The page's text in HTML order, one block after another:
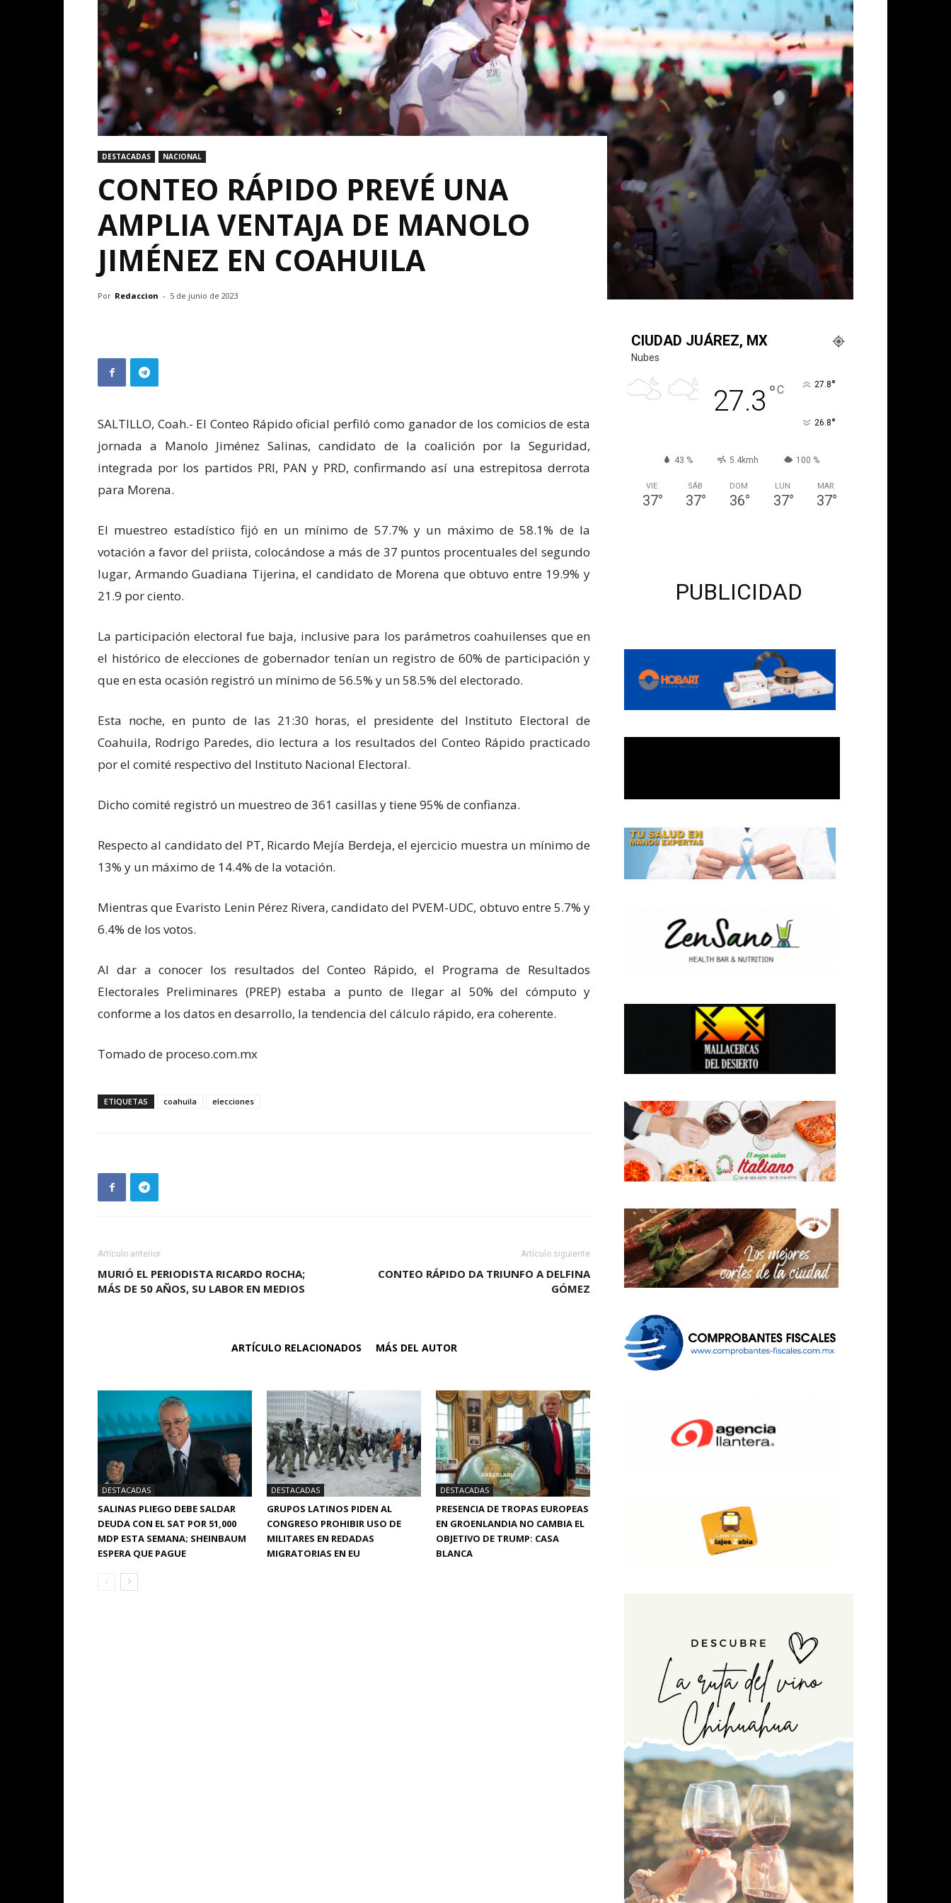
DESTACADAS NACIONAL
CONTEO RÁPIDO PREVÉ UNA
AMPLIA VENTAJA DE MANOLO
JIMÉNEZ EN COAHUILA
Por Redaccion - 5 de junio de 2023
SALTILLO, Coah.- El Conteo Rápido oficial perfiló como ganador de los comicios de esta
jornada a Manolo Jiménez Salinas, candidato de la coalición por la Seguridad,
integrada por los partidos PRI, PAN y PRD, confirmando así una estrepitosa derrota
para Morena.
El muestreo estadístico fijó en un mínimo de 57.7% y un máximo de 58.1% de la
votación a favor del priista, colocándose a más de 37 puntos procentuales del segundo
lugar, Armando Guadiana Tijerina, el candidato de Morena que obtuvo entre 19.9% y
21.9 por ciento.
La participación electoral fue baja, inclusive para los parámetros coahuilenses que en
el histórico de elecciones de gobernador tenían un registro de 60% de participación y
que en esta ocasión registró un mínimo de 56.5% y un 58.5% del electorado.
Esta noche, en punto de las 21:30 horas, el presidente del Instituto Electoral de
Coahuila, Rodrigo Paredes, dio lectura a los resultados del Conteo Rápido practicado
por el comité respectivo del Instituto Nacional Electoral.
Dicho comité registró un muestreo de 361 casillas y tiene 95% de confianza.
Respecto al candidato del PT, Ricardo Mejía Berdeja, el ejercicio muestra un mínimo de
13% y un máximo de 14.4% de la votación.
Mientras que Evaristo Lenin Pérez Rivera, candidato del PVEM-UDC, obtuvo entre 5.7% y
6.4% de los votos.
Al dar a conocer los resultados del Conteo Rápido, el Programa de Resultados
Electorales Preliminares (PREP) estaba a punto de llegar al 50% del cómputo y
conforme a los datos en desarrollo, la tendencia del cálculo rápido, era coherente.
Tomado de proceso.com.mx
ETIQUETAS coahuila elecciones
Artículo anterior
MURIÓ EL PERIODISTA RICARDO ROCHA;
MÁS DE 50 AÑOS, SU LABOR EN MEDIOS
Artículo siguiente
CONTEO RÁPIDO DA TRIUNFO A DELFINA
GÓMEZ
ARTÍCULO RELACIONADOS MÁS DEL AUTOR
DESTACADAS
SALINAS PLIEGO DEBE SALDAR
DEUDA CON EL SAT POR 51,000
MDP ESTA SEMANA; SHEINBAUM
ESPERA QUE PAGUE
DESTACADAS
GRUPOS LATINOS PIDEN AL
CONGRESO PROHIBIR USO DE
MILITARES EN REDADAS
MIGRATORIAS EN EU
DESTACADAS
PRESENCIA DE TROPAS EUROPEAS
EN GROENLANDIA NO CAMBIA EL
OBJETIVO DE TRUMP: CASA
BLANCA
CIUDAD JUÁREZ, MX
Nubes
27.3 °C 27.8°
26.8°
43 % 5.4kmh 100 %
VIE
37°
SÁB
37°
DOM
36°
LUN
37°
MAR
37°
PUBLICIDAD